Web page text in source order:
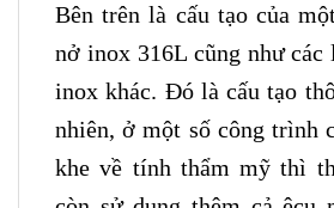
Bên trên là cấu tạo của
nở inox 316L cũng như
inox khác. Đó là cấu tạo
nhiên, ở một số công trình
khe về tính thẩm mỹ thì